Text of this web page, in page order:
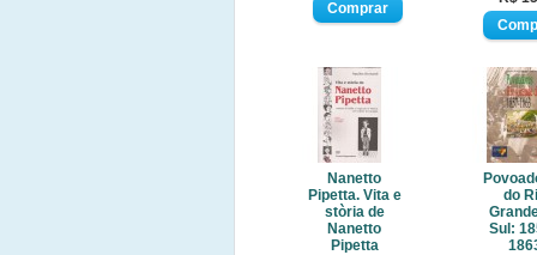
Nanetto
Pipetta. Vita e
stòria de
Nanetto
Pipetta
do
Sul: